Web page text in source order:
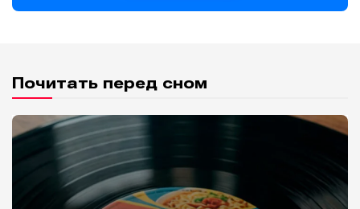
Почитать перед сном